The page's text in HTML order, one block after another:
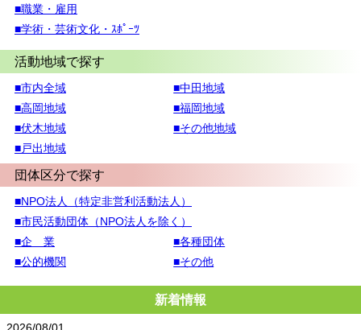
■職業・雇用
■学術・芸術文化・ｽﾎﾟｰﾂ
活動地域で探す
■市内全域
■高岡地域
■伏木地域
■戸出地域
■中田地域
■福岡地域
■その他地域
団体区分で探す
■NPO法人（特定非営利活動法人）
■市民活動団体（NPO法人を除く）
■企 業
■公的機関
■各種団体
■その他
新着情報